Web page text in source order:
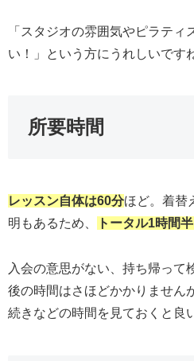
「スタジオの雰囲気やピラティ
い！」という方にうれしいです
所要時間
レッスン自体は60分ほど。着替
明もあるため、
トータル1時間
入会の意思がない、持ち帰って
後の時間はさほどかかりません
続きなどの時間を見ておくと良